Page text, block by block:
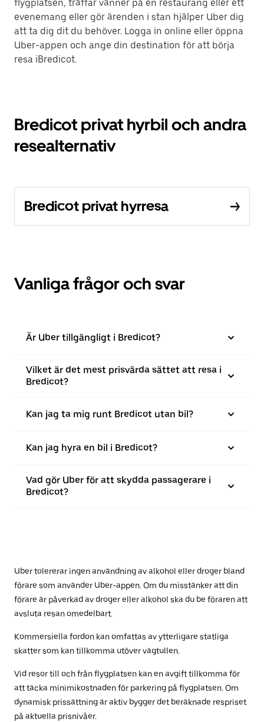
flygplatsen, träffar vänner på en restaurang eller ett
evenemang eller gör ärenden i stan hjälper Uber dig
att ta dig dit du behöver. Logga in online eller öppna
Uber-appen och ange din destination för att börja
resa iBredicot.
Bredicot privat hyrbil och andra
resealternativ
Bredicot privat hyrresa
Vanliga frågor och svar
Är Uber tillgängligt i Bredicot?
Vilket är det mest prisvärda sättet att resa i
Bredicot?
Kan jag ta mig runt Bredicot utan bil?
Kan jag hyra en bil i Bredicot?
Vad gör Uber för att skydda passagerare i
Bredicot?
Uber tolererar ingen användning av alkohol eller droger bland
förare som använder Uber-appen. Om du misstänker att din
förare är påverkad av droger eller alkohol ska du be föraren att
avsluta resan omedelbart.
Kommersiella fordon kan omfattas av ytterligare statliga
skatter som kan tillkomma utöver vägtullen.
Vid resor till och från flygplatsen kan en avgift tillkomma för
att täcka minimikostnaden för parkering på flygplatsen. Om
dynamisk prissättning är aktiv bygger det beräknade respriset
på aktuella prisnivåer.